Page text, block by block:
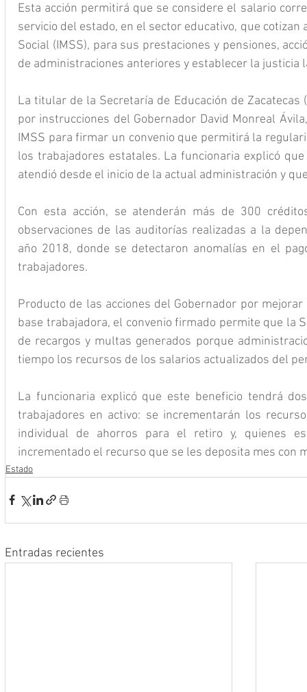
Esta acción permitirá que se considere el salario
servicio del estado, en el sector educativo, que
Social (IMSS), para sus prestaciones y pensiones,
de administraciones anteriores y establecer la justicia
La titular de la Secretaría de Educación de Zacatecas
por instrucciones del Gobernador David Monreal
IMSS para firmar un convenio que permitirá la
los trabajadores estatales. La funcionaria explicó
atendió desde el inicio de la actual administración y
Con esta acción, se atenderán más de 300
observaciones de las auditorías realizadas a la
año 2018, donde se detectaron anomalías en el
trabajadores.
Producto de las acciones del Gobernador por
base trabajadora, el convenio firmado permite que la
de recargos y multas generados porque
tiempo los recursos de los salarios actualizados del
La funcionaria explicó que este beneficio tendrá
trabajadores en activo: se incrementarán los
individual de ahorros para el retiro y, quienes
incrementado el recurso que se les deposita mes con
Estado
Entradas recientes